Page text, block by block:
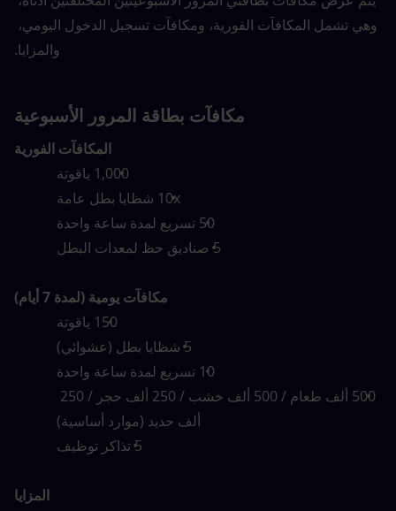
والمزايا.
مكافآت بطاقة المرور الأسبوعية
المكافآت الفورية
1,000 ياقوتة
10x شظايا بطل عامة
50 تسريع لمدة ساعة واحدة
5 صناديق حظ لمعدات البطل
مكافآت يومية (لمدة 7 أيام)
150 ياقوتة
5 شظايا بطل (عشوائي)
10 تسريع لمدة ساعة واحدة
ألف حديد (موارد أساسية)
5 تذاكر توظيف
المزايا